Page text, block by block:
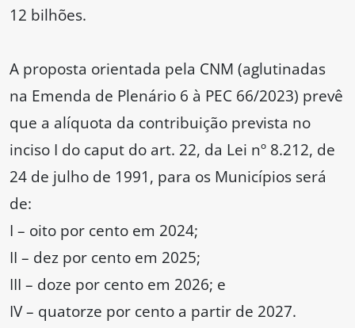
12 bilhões.
A proposta orientada pela CNM (aglutinadas
na Emenda de Plenário 6 à PEC 66/2023) prevê
que a alíquota da contribuição prevista no
inciso I do caput do art. 22, da Lei nº 8.212, de
24 de julho de 1991, para os Municípios será
de:
I – oito por cento em 2024;
II – dez por cento em 2025;
III – doze por cento em 2026; e
IV – quatorze por cento a partir de 2027.